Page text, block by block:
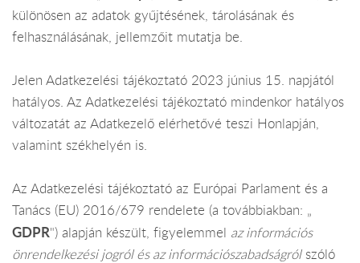
különösen az adatok gyűjtésének, tárolásának és
felhasználásának, jellemzőit mutatja be.
Jelen Adatkezelési tájékoztató 2023 június 15. napjától
hatályos. Az Adatkezelési tájékoztató mindenkor hatályos
változatát az Adatkezelő elérhetővé teszi Honlapján,
valamint székhelyén is.
Az Adatkezelési tájékoztató az Európai Parlament és a
Tanács (EU) 2016/679 rendelete (a továbbiakban: „
GDPR") alapján készült, figyelemmel az információs
önrendelkezési jogról és az információszabadságrólszóló